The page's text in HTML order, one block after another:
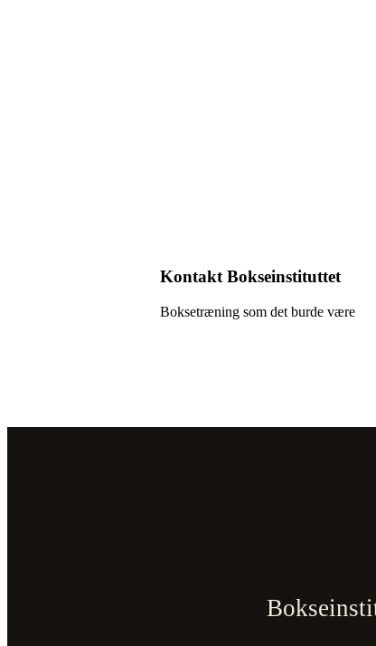
Kontakt Bokseinstituttet
Boksetræning som det burde være